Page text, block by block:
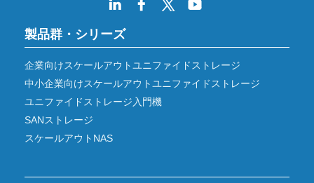
製品群・シリーズ
企業向けスケールアウトユニファイドストレージ
中小企業向けスケールアウトユニファイドストレージ
ユニファイドストレージ入門機
SANストレージ
スケールアウトNAS